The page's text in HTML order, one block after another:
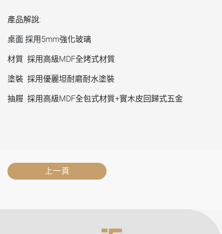
產品解說:
桌面 採用5mm強化玻璃
材質 採用高級MDF全烤式材質
塗裝 採用優麗坦耐磨耐水塗裝
抽屜 採用高級MDF全包式材質+實木皮回歸式五金
上一頁